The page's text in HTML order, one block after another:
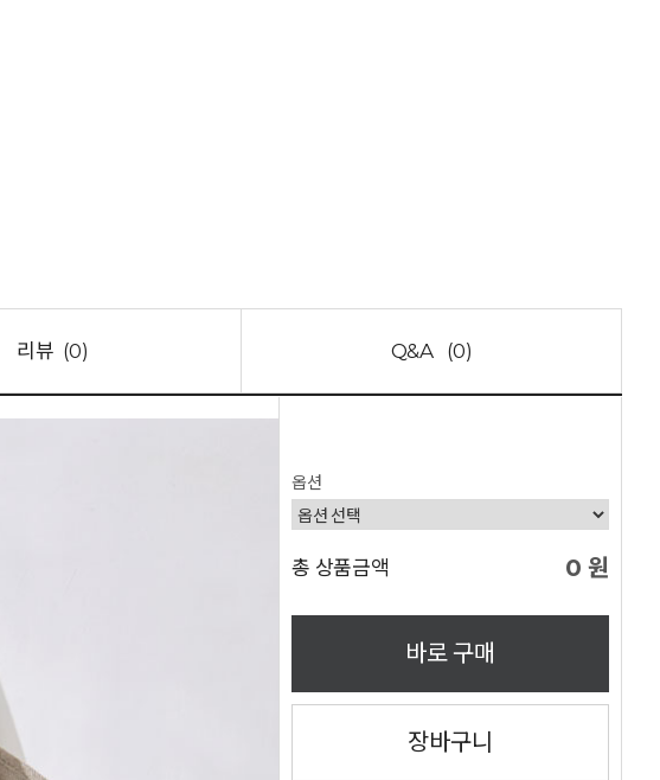
리뷰 (0) Q&A (0)
옵션
총 상품금액 0 원
바로 구매
장바구니